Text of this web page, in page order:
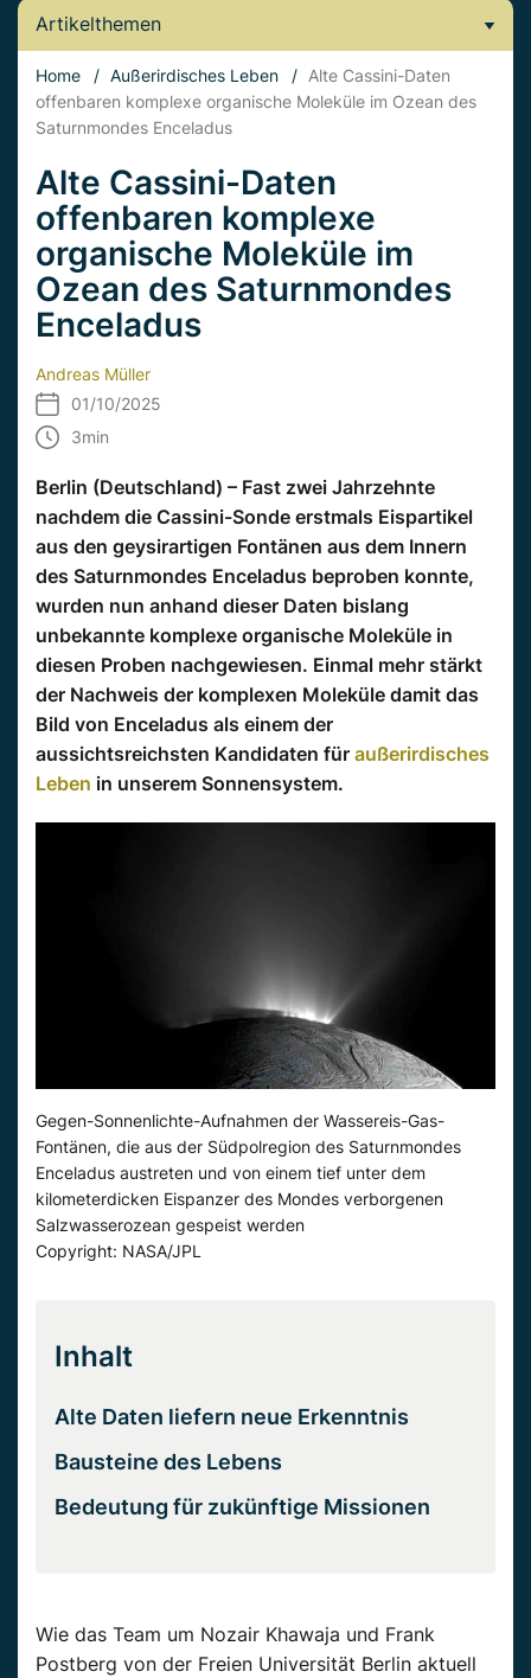
Artikelthemen
Home / Außerirdisches Leben / Alte Cassini-Daten
offenbaren komplexe organische Moleküle im Ozean des
Saturnmondes Enceladus
Alte Cassini-Daten
offenbaren komplexe
organische Moleküle im
Ozean des Saturnmondes
Enceladus
Andreas Müller
01/10/2025
3min
Berlin (Deutschland) – Fast zwei Jahrzehnte
nachdem die Cassini-Sonde erstmals Eispartikel
aus den geysirartigen Fontänen aus dem Innern
des Saturnmondes Enceladus beproben konnte,
wurden nun anhand dieser Daten bislang
unbekannte komplexe organische Moleküle in
diesen Proben nachgewiesen. Einmal mehr stärkt
der Nachweis der komplexen Moleküle damit das
Bild von Enceladus als einem der
aussichtsreichsten Kandidaten für außerirdisches
Leben in unserem Sonnensystem.
Gegen-Sonnenlichte-Aufnahmen der Wassereis-Gas-
Fontänen, die aus der Südpolregion des Saturnmondes
Enceladus austreten und von einem tief unter dem
kilometerdicken Eispanzer des Mondes verborgenen
Salzwasserozean gespeist werden
Copyright: NASA/JPL
Inhalt
Alte Daten liefern neue Erkenntnis
Bausteine des Lebens
Bedeutung für zukünftige Missionen
Wie das Team um Nozair Khawaja und Frank
Postberg von der Freien Universität Berlin aktuell